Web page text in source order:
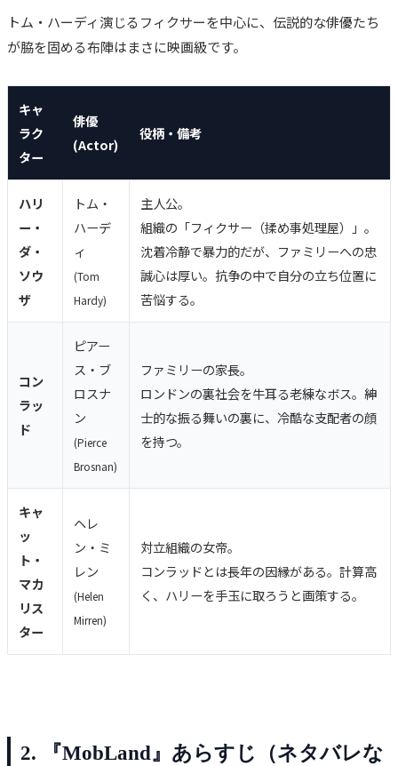
トム・ハーディ演じるフィクサーを中心に、伝説的な俳優たち
が脇を固める布陣はまさに映画級です。
キャ
ラク
ター
俳優
(Actor)
役柄・備考
ハリ
ー・
ダ・
ソウ
ザ
トム・
ハーデ
ィ
(Tom
Hardy)
主人公。
組織の「フィクサー（揉め事処理屋）」。
沈着冷静で暴力的だが、ファミリーへの忠
誠心は厚い。抗争の中で自分の立ち位置に
苦悩する。
コン
ラッ
ド
ピアー
ス・ブ
ロスナ
ン
(Pierce
Brosnan)
ファミリーの家長。
ロンドンの裏社会を牛耳る老練なボス。紳
士的な振る舞いの裏に、冷酷な支配者の顔
を持つ。
キャ
ッ
ト・
マカ
リス
ター
ヘレ
ン・ミ
レン
(Helen
Mirren)
対立組織の女帝。
コンラッドとは長年の因縁がある。計算高
く、ハリーを手玉に取ろうと画策する。
2. 『MobLand』あらすじ（ネタバレな